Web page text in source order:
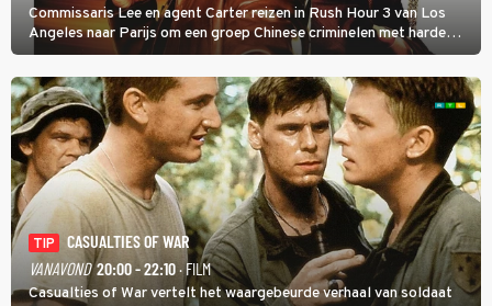
Commissaris Lee en agent Carter reizen in Rush Hour 3 van Los
Angeles naar Parijs om een groep Chinese criminelen met harde
hand aan te pakken.
TIP
CASUALTIES OF WAR
VANAVOND 20:00 - 22:10· FILM
Casualties of War vertelt het waargebeurde verhaal van soldaat